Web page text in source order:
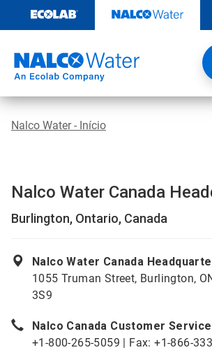
o
Nalco Water - Início
Nalco Water Canada
Burlington, Ontario, Canada
Nalco Water Canada
1055 Truman Street, Burlington,
3S9
Nalco Canada Customer
+1-800-265-5059 | Fax: +1-866-